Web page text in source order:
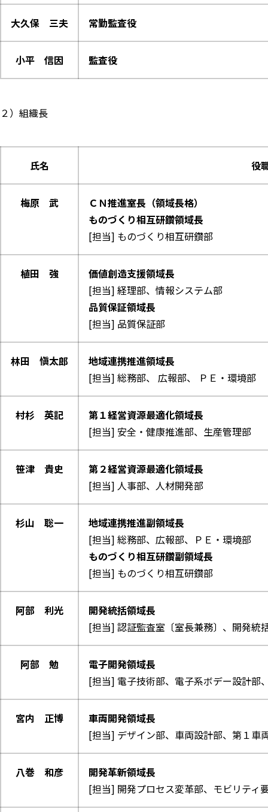
大久保 三夫 常勤監査役
小平 信因 監査役
２）組織長
氏名 役
梅原 武
ＣＮ推進室長（領域長格）
ものづくり相互研鑽領域長
[担当] ものづくり相互研鑽部
植田 強
価値創造支援領域長
[担当] 経理部、情報システム部
品質保証領域長
[担当] 品質保証部
林田 愼太郎
地域連携推進領域長
[担当] 総務部、 広報部、 ＰＥ・環境部
村杉 英記
第１経営資源最適化領域長
[担当] 安全・健康推進部、生産管理部
笹津 貴史
第２経営資源最適化領域長
[担当] 人事部、人材開発部
杉山 聡一
地域連携推進副領域長
[担当] 総務部、広報部、ＰＥ・環境部
ものづくり相互研鑽副領域長
[担当] ものづくり相互研鑽部
阿部 利光
開発統括領域長
[担当] 認証監査室〔室長兼務〕、開発統
阿部 勉
電子開発領域長
[担当] 電子技術部、電子系ボデー設計部
宮内 正博
車両開発領域長
[担当] デザイン部、車両設計部、第１車
八巻 和彦
開発革新領域長
[担当] 開発プロセス変革部、モビリティ